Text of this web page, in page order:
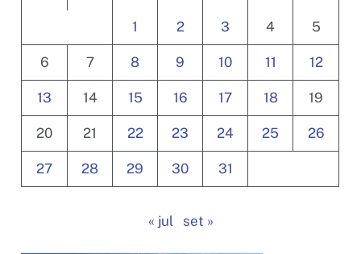
1 2 3 4 5
6 7 8 9 10 11 12
13 14 15 16 17 18 19
20 21 22 23 24 25 26
27 28 29 30 31
« jul set »